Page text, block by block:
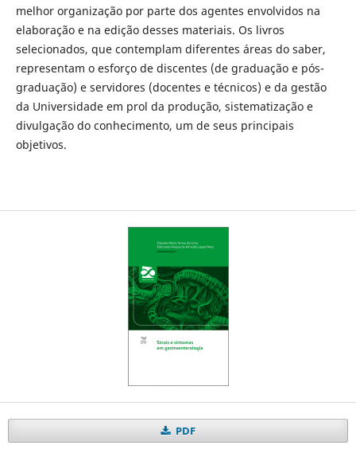
melhor organização por parte dos agentes envolvidos na
elaboração e na edição desses materiais. Os livros
selecionados, que contemplam diferentes áreas do saber,
representam o esforço de discentes (de graduação e pós-
graduação) e servidores (docentes e técnicos) e da gestão
da Universidade em prol da produção, sistematização e
divulgação do conhecimento, um de seus principais
objetivos.
PDF